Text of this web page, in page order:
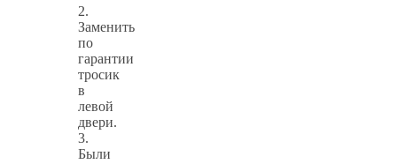
2.
Заменить
по
гарантии
тросик
в
левой
двери.
3.
Были